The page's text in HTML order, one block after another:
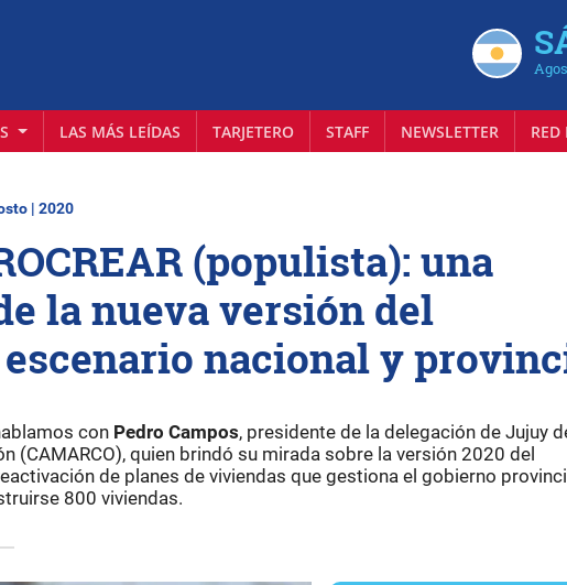
LAS MÁS LEÍDAS TARJETERO STAFF NEWSLETTER RED
| 2020
(populista): una
la nueva versión del
nacional y
con Pedro Campos, presidente de la delegación de Jujuy
(CAMARCO), quien brindó su mirada sobre la versión 2020 del
de planes de viviendas que gestiona el gobierno
800 viviendas.